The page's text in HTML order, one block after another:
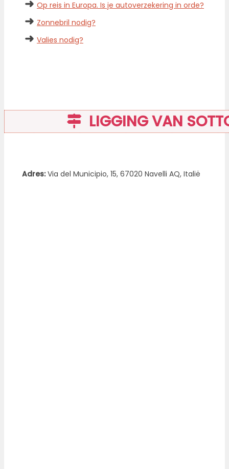
➜ Op reis in Europa. Is je autoverzekering in orde?
➜ Zonnebril nodig?
➜ Valies nodig?
LIGGING VAN
Adres:Via del Municipio, 15, 67020 Navelli AQ, Italië